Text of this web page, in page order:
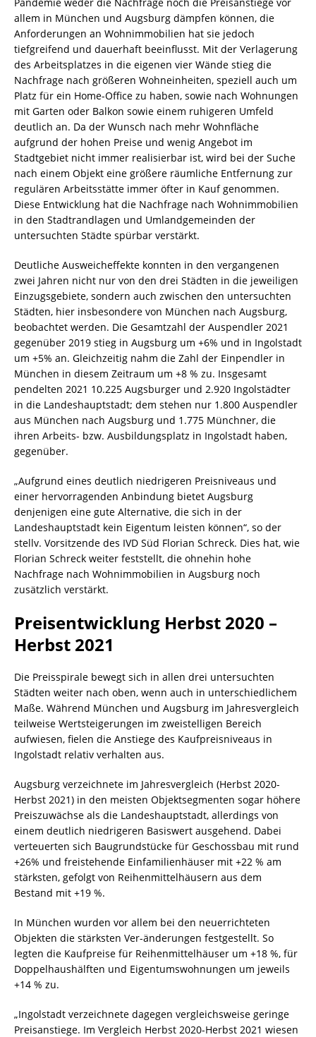
allem in München und Augsburg dämpfen können, die
Anforderungen an Wohnimmobilien hat sie jedoch
tiefgreifend und dauerhaft beeinflusst. Mit der Verlagerung
des Arbeitsplatzes in die eigenen vier Wände stieg die
Nachfrage nach größeren Wohneinheiten, speziell auch um
Platz für ein Home-Office zu haben, sowie nach Wohnungen
mit Garten oder Balkon sowie einem ruhigeren Umfeld
deutlich an. Da der Wunsch nach mehr Wohnfläche
aufgrund der hohen Preise und wenig Angebot im
Stadtgebiet nicht immer realisierbar ist, wird bei der Suche
nach einem Objekt eine größere räumliche Entfernung zur
regulären Arbeitsstätte immer öfter in Kauf genommen.
Diese Entwicklung hat die Nachfrage nach Wohnimmobilien
in den Stadtrandlagen und Umlandgemeinden der
untersuchten Städte spürbar verstärkt.
Deutliche Ausweicheffekte konnten in den vergangenen
zwei Jahren nicht nur von den drei Städten in die jeweiligen
Einzugsgebiete, sondern auch zwischen den untersuchten
Städten, hier insbesondere von München nach Augsburg,
beobachtet werden. Die Gesamtzahl der Auspendler 2021
gegenüber 2019 stieg in Augsburg um +6% und in Ingolstadt
um +5% an. Gleichzeitig nahm die Zahl der Einpendler in
München in diesem Zeitraum um +8 % zu. Insgesamt
pendelten 2021 10.225 Augsburger und 2.920 Ingolstädter
in die Landeshauptstadt; dem stehen nur 1.800 Auspendler
aus München nach Augsburg und 1.775 Münchner, die
ihren Arbeits- bzw. Ausbildungsplatz in Ingolstadt haben,
gegenüber.
„Aufgrund eines deutlich niedrigeren Preisniveaus und
einer hervorragenden Anbindung bietet Augsburg
denjenigen eine gute Alternative, die sich in der
Landeshauptstadt kein Eigentum leisten können“, so der
stellv. Vorsitzende des IVD Süd Florian Schreck. Dies hat, wie
Florian Schreck weiter feststellt, die ohnehin hohe
Nachfrage nach Wohnimmobilien in Augsburg noch
zusätzlich verstärkt.
Preisentwicklung Herbst 2020 –
Herbst 2021
Die Preisspirale bewegt sich in allen drei untersuchten
Städten weiter nach oben, wenn auch in unterschiedlichem
Maße. Während München und Augsburg im Jahresvergleich
teilweise Wertsteigerungen im zweistelligen Bereich
aufwiesen, fielen die Anstiege des Kaufpreisniveaus in
Ingolstadt relativ verhalten aus.
Augsburg verzeichnete im Jahresvergleich (Herbst 2020-
Herbst 2021) in den meisten Objektsegmenten sogar höhere
Preiszuwächse als die Landeshauptstadt, allerdings von
einem deutlich niedrigeren Basiswert ausgehend. Dabei
verteuerten sich Baugrundstücke für Geschossbau mit rund
+26% und freistehende Einfamilienhäuser mit +22 % am
stärksten, gefolgt von Reihenmittelhäusern aus dem
Bestand mit +19 %.
In München wurden vor allem bei den neuerrichteten
Objekten die stärksten Ver-änderungen festgestellt. So
legten die Kaufpreise für Reihenmittelhäuser um +18 %, für
Doppelhaushälften und Eigentumswohnungen um jeweils
+14 % zu.
„Ingolstadt verzeichnete dagegen vergleichsweise geringe
Preisanstiege. Im Vergleich Herbst 2020-Herbst 2021 wiesen